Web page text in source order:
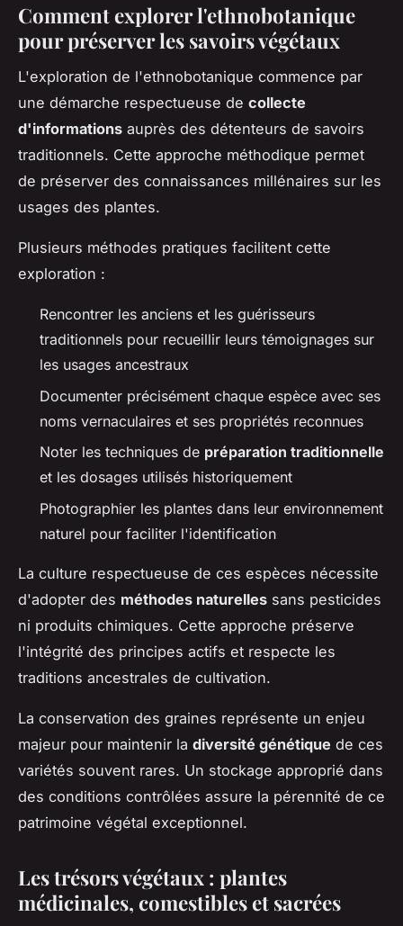
Comment explorer l'ethnobotanique
pour préserver les savoirs végétaux
L'exploration de l'ethnobotanique commence par
une démarche respectueuse de collecte
d'informations auprès des détenteurs de savoirs
traditionnels. Cette approche méthodique permet
de préserver des connaissances millénaires sur les
usages des plantes.
Plusieurs méthodes pratiques facilitent cette
exploration :
Rencontrer les anciens et les guérisseurs
traditionnels pour recueillir leurs témoignages sur
les usages ancestraux
Documenter précisément chaque espèce avec ses
noms vernaculaires et ses propriétés reconnues
Noter les techniques de préparation traditionnelle
et les dosages utilisés historiquement
Photographier les plantes dans leur environnement
naturel pour faciliter l'identification
La culture respectueuse de ces espèces nécessite
d'adopter des méthodes naturelles sans pesticides
ni produits chimiques. Cette approche préserve
l'intégrité des principes actifs et respecte les
traditions ancestrales de cultivation.
La conservation des graines représente un enjeu
majeur pour maintenir la diversité génétique de ces
variétés souvent rares. Un stockage approprié dans
des conditions contrôlées assure la pérennité de ce
patrimoine végétal exceptionnel.
Les trésors végétaux : plantes
médicinales, comestibles et sacrées